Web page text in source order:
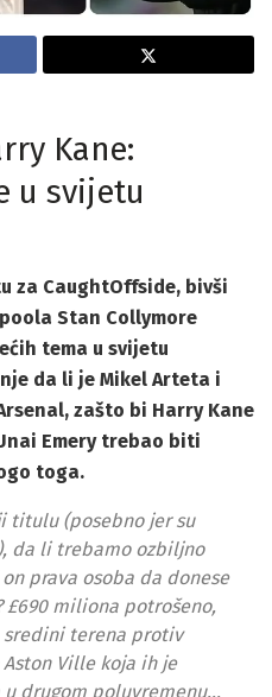
Kane:
u svijetu
za CaughtOffside, bivši
Stan Collymore
tema u svijetu
da li je Mikel Arteta i
zašto bi Harry Kane
Emery trebao biti
toga.
titulu (posebno jer su
da li trebamo ozbiljno
prava osoba da donese
£690 miliona potrošeno,
sredini terena protiv
Ville koja ih je
drugom poluvremenu…